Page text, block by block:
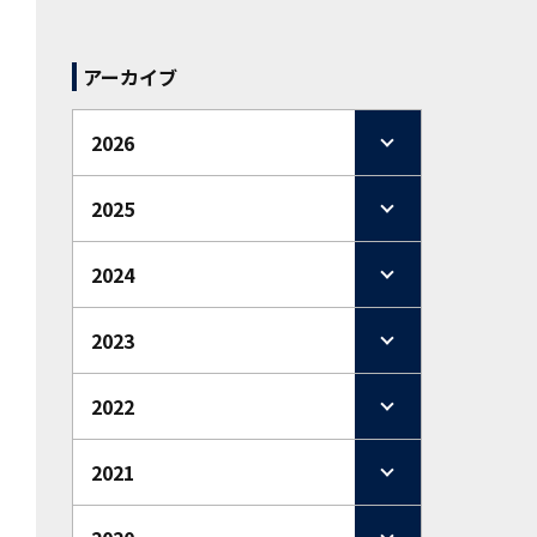
アーカイブ
2026
2025
2024
2023
2022
2021